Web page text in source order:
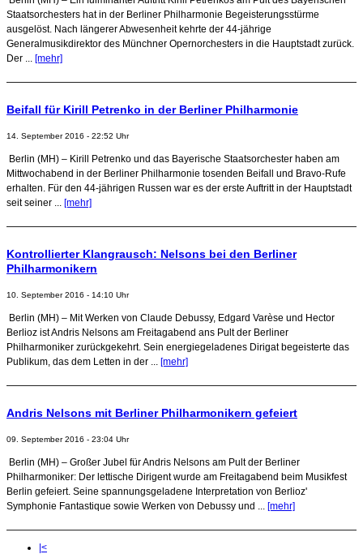
Staatsorchesters hat in der Berliner Philharmonie Begeisterungsstürme
ausgelöst. Nach längerer Abwesenheit kehrte der 44-jährige
Generalmusikdirektor des Münchner Opernorchesters in die Hauptstadt zurück.
Der ... [mehr]
Beifall für Kirill Petrenko in der Berliner Philharmonie
14. September 2016 - 22:52 Uhr
Berlin (MH) – Kirill Petrenko und das Bayerische Staatsorchester haben am
Mittwochabend in der Berliner Philharmonie tosenden Beifall und Bravo-Rufe
erhalten. Für den 44-jährigen Russen war es der erste Auftritt in der Hauptstadt
seit seiner ... [mehr]
Kontrollierter Klangrausch: Nelsons bei den Berliner
Philharmonikern
10. September 2016 - 14:10 Uhr
Berlin (MH) – Mit Werken von Claude Debussy, Edgard Varèse und Hector
Berlioz ist Andris Nelsons am Freitagabend ans Pult der Berliner
Philharmoniker zurückgekehrt. Sein energiegeladenes Dirigat begeisterte das
Publikum, das dem Letten in der ... [mehr]
Andris Nelsons mit Berliner Philharmonikern gefeiert
09. September 2016 - 23:04 Uhr
Berlin (MH) – Großer Jubel für Andris Nelsons am Pult der Berliner
Philharmoniker: Der lettische Dirigent wurde am Freitagabend beim Musikfest
Berlin gefeiert. Seine spannungsgeladene Interpretation von Berlioz'
Symphonie Fantastique sowie Werken von Debussy und ... [mehr]
|<